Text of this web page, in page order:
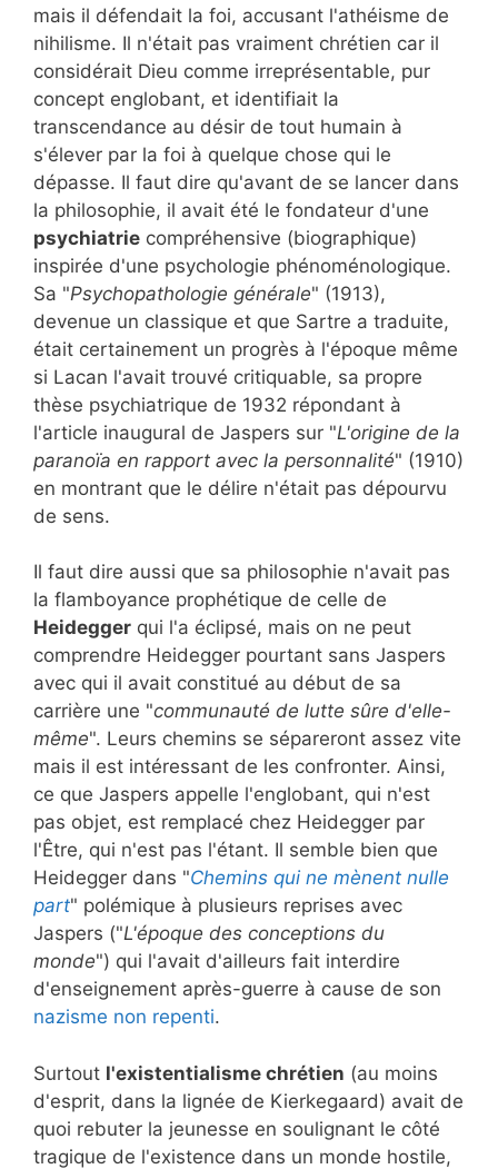
mais il défendait la foi, accusant l'athéisme de
nihilisme. Il n'était pas vraiment chrétien car il
considérait Dieu comme irreprésentable, pur
concept englobant, et identifiait la
transcendance au désir de tout humain à
s'élever par la foi à quelque chose qui le
dépasse. Il faut dire qu'avant de se lancer dans
la philosophie, il avait été le fondateur d'une
psychiatrie compréhensive (biographique)
inspirée d'une psychologie phénoménologique.
Sa "Psychopathologie générale" (1913),
devenue un classique et que Sartre a traduite,
était certainement un progrès à l'époque même
si Lacan l'avait trouvé critiquable, sa propre
thèse psychiatrique de 1932 répondant à
l'article inaugural de Jaspers sur "L'origine de la
paranoïa en rapport avec la personnalité" (1910)
en montrant que le délire n'était pas dépourvu
de sens.
Il faut dire aussi que sa philosophie n'avait pas
la flamboyance prophétique de celle de
Heidegger qui l'a éclipsé, mais on ne peut
comprendre Heidegger pourtant sans Jaspers
avec qui il avait constitué au début de sa
carrière une "communauté de lutte sûre d'elle-
même". Leurs chemins se sépareront assez vite
mais il est intéressant de les confronter. Ainsi,
ce que Jaspers appelle l'englobant, qui n'est
pas objet, est remplacé chez Heidegger par
l'Être, qui n'est pas l'étant. Il semble bien que
Heidegger dans "Chemins qui ne mènent nulle
part" polémique à plusieurs reprises avec
Jaspers ("L'époque des conceptions du
monde") qui l'avait d'ailleurs fait interdire
d'enseignement après-guerre à cause de son
nazisme non repenti.
Surtout l'existentialisme chrétien (au moins
d'esprit, dans la lignée de Kierkegaard) avait de
quoi rebuter la jeunesse en soulignant le côté
tragique de l'existence dans un monde hostile,